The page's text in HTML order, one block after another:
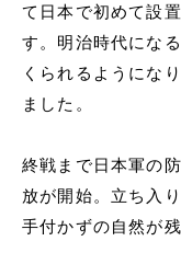
て日本で初めて設
す。明治時代にな
くられるようにな
ました。
終戦まで日本軍の
放が開始。立ち入
手付かずの自然が